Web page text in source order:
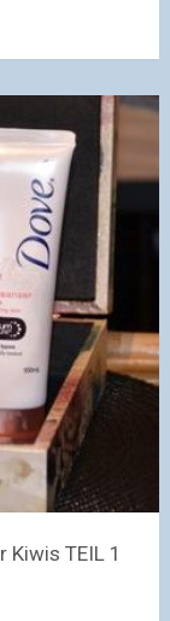
Kiwis TEIL 1